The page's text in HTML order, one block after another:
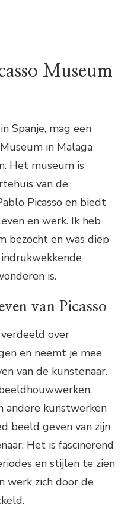
Museum
Spanje, mag een
in Malaga
Het museum is
van de
Picasso en biedt
en werk. Ik heb
bezocht en was diep
is.
van Picasso
over
en neemt je mee
van de kunstenaar.
andere kunstwerken
beeld geven van zijn
Het is fascinerend
en stijlen te zien
werk zich door de